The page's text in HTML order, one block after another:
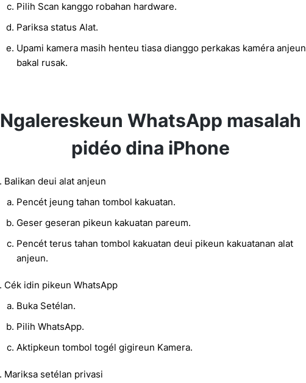
Pilih Scan kanggo robahan hardware.
Pariksa status Alat.
Upami kamera masih henteu tiasa dianggo perkakas kaméra anjeun
bakal rusak.
Ngalereskeun WhatsApp masalah
pidéo dina iPhone
Balikan deui alat anjeun
Pencét jeung tahan tombol kakuatan.
Geser geseran pikeun kakuatan pareum.
Pencét terus tahan tombol kakuatan deui pikeun kakuatanan alat
anjeun.
Cék idin pikeun WhatsApp
Buka Setélan.
Pilih WhatsApp.
Aktipkeun tombol togél gigireun Kamera.
Mariksa setélan privasi